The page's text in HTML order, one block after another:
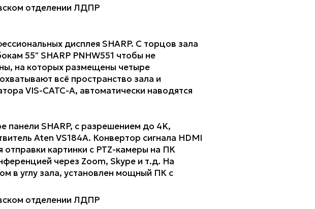
дисплея SHARP. С торцов зала
55″ SHARP PNHW551 чтобы не
на которых размещены четыре
всё пространство зала и
VIS-CATC-A, автоматически наводятся
панели SHARP, с разрешением до 4K,
Aten VS184A. Конвертор сигнала HDMI
отправки картинки с PTZ-камеры на ПК
через Zoom, Skype и т.д. На
в углу зала, установлен мощный ПК с